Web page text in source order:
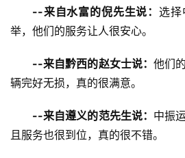
--来自水富的倪先生说： 选择
举，他们的服务让人很安心。
--来自黔西的赵女士说： 他们
辆完好无损，真的很满意。
--来自遵义的范先生说： 中振
且服务也很到位，真的很不错。